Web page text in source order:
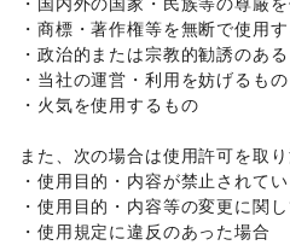
買取査定・金券/ギフト・プレ
リフォーム/住宅（購入・賃貸
修理・メンテナンス/就職・転
金融サービス
クレジットカード/保険
不動産投資 /その他金融サービ
子育て・教育
ベビー用品/ランドセル
美容・健康・医療
ジム・フィットネス/ダイエッ
・商標・著作権等を無断で使用
・政治的または宗教的勧誘のあ
・当社の運営・利用を妨げるもの
・火気を使用するもの
また、次の場合は使用許可を取
・使用目的・内容が禁止されて
・使用目的・内容等の変更に関
・使用規定に違反のあった場合